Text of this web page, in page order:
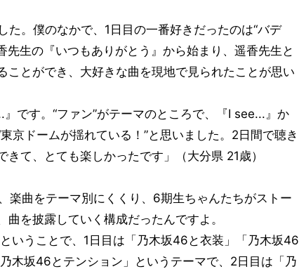
た。僕のなかで、1日目の一番好きだったのは“バデ
先生の『いつもありがとう』から始まり、遥香先生と
ことができ、大好きな曲を現地で見られたことが思い
です。“ファン”がテーマのところで、『I see...』か
京ドームが揺れている！”と思いました。2日間で聴き
て、とても楽しかったです」（大分県 21歳）
楽曲をテーマ別にくくり、6期生ちゃんたちがストー
を披露していく構成だったんですよ。
いうことで、1日目は「乃木坂46と衣装」「乃木坂46
木坂46とテンション」というテーマで、2日目は「乃